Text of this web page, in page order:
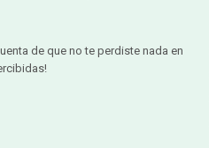
de que no te perdiste nada en